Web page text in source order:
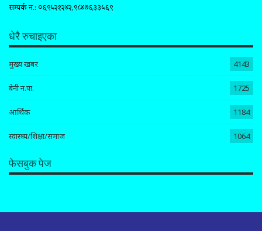
सम्पर्क न.: ०६९५२१२४२,९८४७६३३५६९
धेरै रुचाइएका
मुख्य खबर 4143
बेनी न.पा. 1725
आर्थिक 1184
स्वास्थ्य/शिक्षा/समाज 1064
फेसबुक पेज